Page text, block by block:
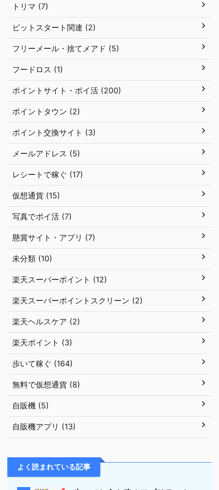
トリマ (7)
ビットスタート関連 (2)
フリーメール・捨てメアド (5)
フードロス (1)
ポイントサイト・ポイ活 (200)
ポイントタウン (2)
ポイント交換サイト (3)
メールアドレス (5)
レシートで稼ぐ (17)
仮想通貨 (15)
写真でポイ活 (7)
懸賞サイト・アプリ (7)
未分類 (10)
楽天スーパーポイント (12)
楽天スーパーポイントスクリーン (2)
楽天ヘルスケア (2)
楽天ポイント (3)
歩いて稼ぐ (164)
無料で仮想通貨 (8)
自販機 (5)
自販機アプリ (13)
よく読まれている記事